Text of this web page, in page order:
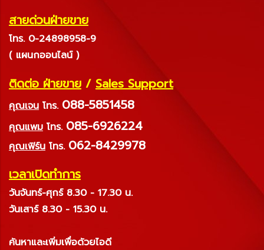
สายด่วนฝ่ายขาย
โทร. 0-24898958-9
( แผนกออนไลน์ )
ติดต่อ ฝ่ายขาย / Sales Support
คุณเจน โทร. 088-5851458
คุณแพม โทร. 085-6926224
คุณเฟิร์น โทร. 062-8429978
เวลาเปิดทำการ
วันจันทร์-ศุกร์ 8.30 - 17.30 น.
วันเสาร์ 8.30 - 15.30 น.
ค้นหาและเพิ่มเพื่อด้วยไอดี